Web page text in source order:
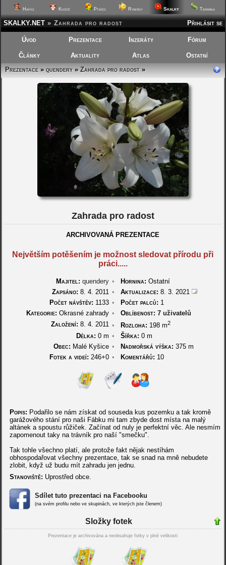
Hafíci Kočičí Ptáčci Rybičky Skalky Terárka
Přihlásit se
SKALKY.NET » Zahrada pro radost
Úvod Prezentace Inzeráty Fórum
Články Aktuality Atlas
Ostatní
Prezentace»quendery»Zahrada pro radost»
Zahrada pro radost
ARCHIVOVANÁ PREZENTACE
Největším potěšením je možnost sledovat přírodu při
práci.....
Majitel: quendery • Hornina: Ostatní
Zapsáno: 8. 4. 2011 • Aktualizace: 8. 3. 2021
Počet návštěv: 1133 • Počet palců: 1
Kategorie: Okrasné zahrady • Oblíbenost: 7 uživatelů
Založení: 8. 4. 2011 • Rozloha: 198 m2
Délka: 0 m • Šířka: 0 m
Obec: Malé Kyšice • Nadmořská výška: 375 m
Fotek a videí: 246+0 • Komentářů: 10
Popis: Podařilo se nám získat od souseda kus pozemku a tak kromě
garážového stání pro naši Fábku mi tam zbyde dost místa na malý
altánek a spoustu růžiček. Začínat od nuly je perfektní věc. Ale nesmím
zapomenout taky na trávník pro naší "smečku".
Tak tohle všechno platí, ale protože fakt nějak nestíhám
obhospodařovat všechny prezentace, tak se snad na mně nebudete
zlobit, když už budu mít zahradu jen jednu.
Stanoviště: Uprostřed obce.
Sdílet tuto prezentaci na Facebooku
(na svém profilu nebo ve skupinách, ve kterých jste členem)
Složky fotek
Prezentace je archivována a neobsahuje fotky v plné velikosti